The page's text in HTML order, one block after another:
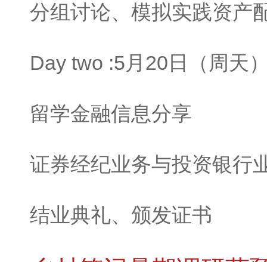
分组讨论、模拟实践资产
Day two :5月20日（周天
留学金融信息分享
证券经纪业务与投资银行
结业典礼、颁发证书